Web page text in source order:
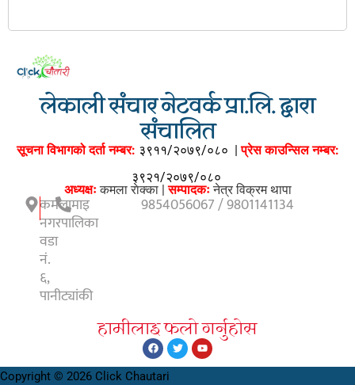
लेकाली संचार नेटवर्क प्रा.लि. द्वारा
संचालित
सूचना विभागको दर्ता नम्बर: ३९११/२०७९/०८० |प्रेस काउन्सिल नम्बर:
३९२१/२०७९/०८०
अध्यक्षःकमला राेक्का |सम्पादकःनेत्र विक्रम थापा
कमलामाइ
नगरपालिका
वडा
नं.
६,
पानीट्यांकी
9854056067 / 9801141134
हामीलाइ फलाे गर्नुहाेस
Copyright © 2026 Click Chautari